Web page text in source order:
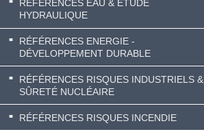
RÉFÉRENCES EAU & ETUDE
HYDRAULIQUE
RÉFÉRENCES ENERGIE -
DÉVELOPPEMENT DURABLE
RÉFÉRENCES RISQUES INDUSTRIELS &
SÛRETÉ NUCLÉAIRE
RÉFÉRENCES RISQUES INCENDIE